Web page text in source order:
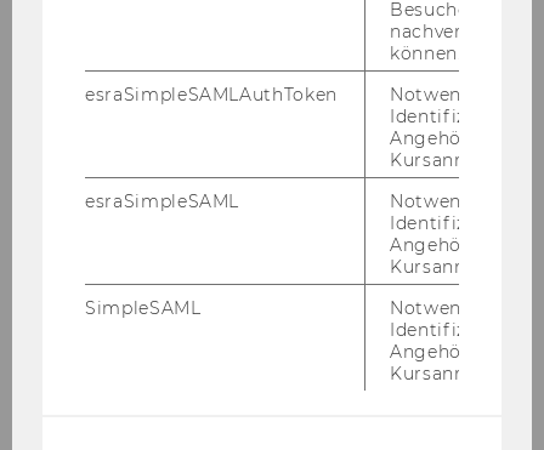
Bir­git Hol­laus wurde in das Vi­si­ting Re­se­ar­cher
Pro­gram­me des Bo­na­vero In­sti­tu­te of Human
Rights an der Uni­ver­si­ty of Ox­ford auf­ge­nom­
Besuchers
nachverfolgen
können.
esraSimpleSAMLAuthToken
Notwendig zur
Identifizierung
Angehörige/r für
Kursanmeldung.
esraSimpleSAML
Notwendig zur
Identifizierung
Angehörige/r für
Kursanmeldung.
SimpleSAML
Notwendig zur
Identifizierung
Angehörige/r für
Kursanmeldung.